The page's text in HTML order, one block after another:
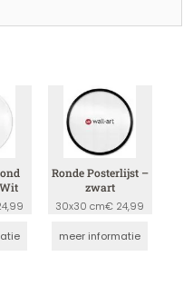
Ronde Posterlijst –
zwart
30x30 cm€ 24,99
meer informatie